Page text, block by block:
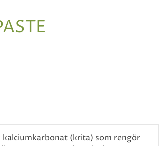
kalciumkarbonat (krita) som rengör